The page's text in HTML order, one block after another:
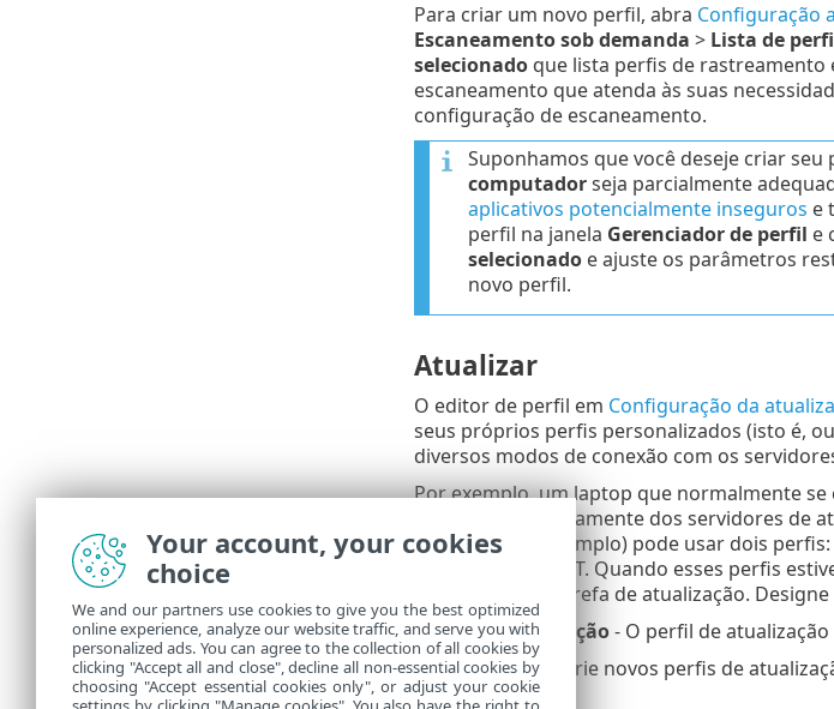
Para criar um novo perfil, abra Configuração
Escaneamento sob demanda > Lista de
selecionadoque lista perfis de rastreamento
escaneamento que atenda às suas
configuração de escaneamento.
Suponhamos que você deseje criar
computadorseja parcialmente
aplicativos potencialmente inseguros e
perfil na janela Gerenciador de perfil e
selecionadoe ajuste os parâmetros
novo perfil.
Atualizar
O editor de perfil em Configuração da
seus próprios perfis personalizados (isto é,
diversos modos de conexão com os
Por exemplo, um laptop que normalmente
atualizações diretamente dos servidores de
negócios, por exemplo) pode usar dois
servidores da ESET. Quando esses perfis
parâmetros da tarefa de atualização.
Perfil de atualização- O perfil de
Lista de perfis
- Crie novos perfis de
Your account, your cookies
choice
We and our partners use cookies to give you the best optimized
online experience, analyze our website traffic, and serve you with
personalized ads. You can agree to the collection of all cookies by
clicking "Accept all and close", decline all non-essential cookies by
choosing "Accept essential cookies only", or adjust your cookie